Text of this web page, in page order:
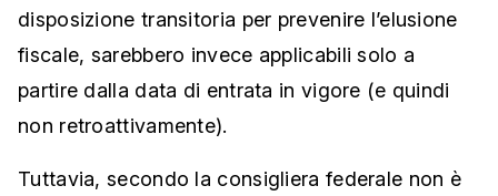
disposizione transitoria per prevenire l’elusione
fiscale, sarebbero invece applicabili solo a
partire dalla data di entrata in vigore (e quindi
non retroattivamente).
Tuttavia, secondo la consigliera federale non è